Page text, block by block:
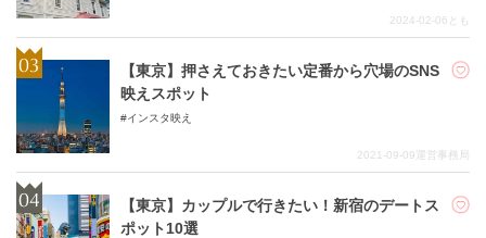
2024-02-06 とも
【東京】押さえておきたい定番から穴場のSNS
映えスポット
インスタ映え
2021-09-09運営事務局
【東京】カップルで行きたい！新宿のデートス
ポット10選